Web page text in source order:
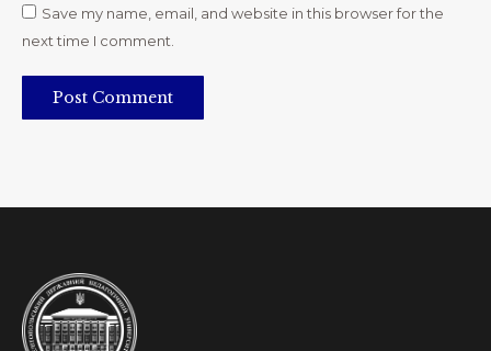
Save my name, email, and website in this browser for the
next time I comment.
Post Comment